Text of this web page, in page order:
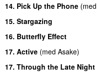
14. Pick Up the Phone (med
15. Stargazing
16. Butterfly Effect
17. Active (med Asake)
17. Through the Late Night